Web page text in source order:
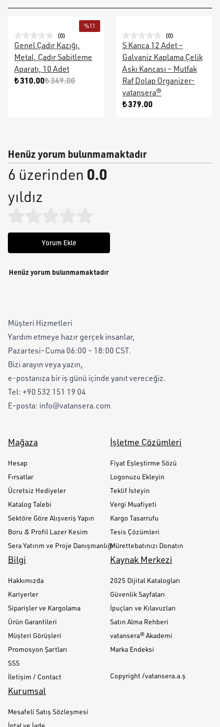
%11
(0)
Genel Çadır Kazığı,
Metal, Çadır Sabitleme
Aparatı, 10 Adet
₺ 310.00₺ 349.00
(0)
S Kanca 12 Adet –
Galvaniz Kaplama Çelik
Askı Kancası – Mutfak
Raf Dolap Organizer-
vatansera®
₺ 379.00
Henüz yorum bulunmamaktadır
6 üzerinden 0.0
yıldız
Yorum Ekle
Henüz yorum bulunmamaktadır
Müşteri Hizmetleri
Yardım etmeye hazır gerçek insanlar,
Pazartesi–Cuma 06:00 – 18:00 CST.
Bizi arayın veya yazın,
e-postanıza bir iş günü içinde yanıt vereceğiz.
Tel: +90 532 151 19 04
E-posta: info@vatansera.com
Mağaza
Hesap
Fırsatlar
Ücretsiz Hediyeler
Katalog Talebi
Sektöre Göre Alışveriş Yapın
Boru & Profil Lazer Kesim
Sera Yatırım ve Proje Danışmanlığı
İşletme Çözümleri
Fiyat Eşleştirme Sözü
Logonuzu Ekleyin
Teklif İsteyin
Vergi Muafiyeti
Kargo Tasarrufu
Tesis Çözümleri
Mürettebatınızı Donatın
Bilgi
Hakkımızda
Kariyerler
Siparişler ve Kargolama
Ürün Garantileri
Müşteri Görüşleri
Promosyon Şartları
SSS
İletişim / Contact
Kaynak Merkezi
2025 Dijital Katalogları
Güvenlik Sayfaları
İpuçları ve Kılavuzları
Satın Alma Rehberi
vatansera® Akademi
Marka Endeksi
Copyright /vatansera.a.ş
Kurumsal
Mesafeli Satış Sözleşmesi
İptal ve İade